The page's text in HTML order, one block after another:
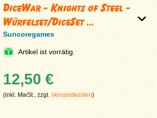
DiceWar - Knights of Steel -
Würfelset/DiceSet …
Suncoregames
Artikel ist vorrätig.
12,50 €
(inkl. MwSt., zzgl.Versandkosten)